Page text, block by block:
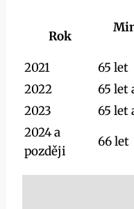
Rok
2021
65 let
2022
65 let
2023
65 let
2024 a
později
66 let